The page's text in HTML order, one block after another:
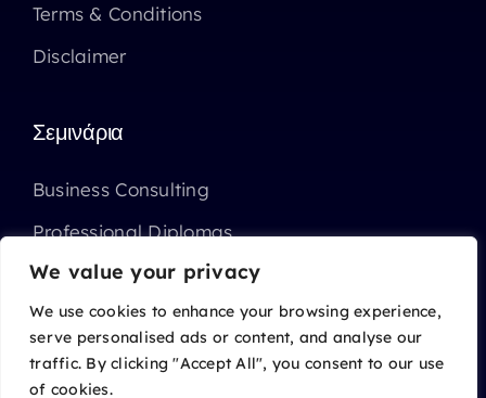
We value your privacy
We use cookies to enhance your browsing experience,
serve personalised ads or content, and analyse our
traffic. By clicking "Accept All", you consent to our use
of cookies.
Terms & Conditions
Disclaimer
Σεμινάρια
Business Consulting
Professional Diplomas
Επιχορηγημένα Σεμινάρια ΑΝΑΔ